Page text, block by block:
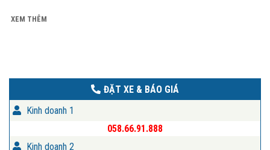
XEM THÊM
ĐẶT XE & BÁO GIÁ
Kinh doanh 1
058.66.91.888
Kinh doanh 2